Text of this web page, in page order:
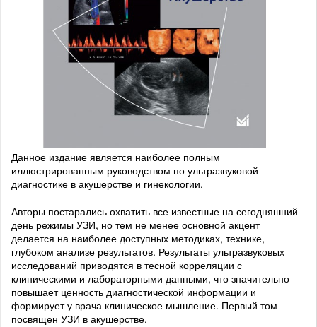
Данное издание является наиболее полным
иллюстрированным руководством по ультразвуковой
диагностике в акушерстве и гинекологии.
Авторы постарались охватить все известные на сегодняшний
день режимы УЗИ, но тем не менее основной акцент
делается на наиболее доступных методиках, технике,
глубоком анализе результатов. Результаты ультразвуковых
исследований приводятся в тесной корреляции с
клиническими и лабораторными данными, что значительно
повышает ценность диагностической информации и
формирует у врача клиническое мышление. Первый том
посвящен УЗИ в акушерстве.